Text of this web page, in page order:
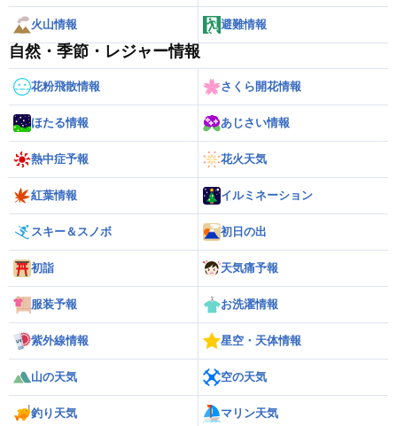
火山情報 避難情報
自然・季節・レジャー情報
花粉飛散情報 さくら開花情報
ほたる情報 あじさい情報
熱中症予報 花火天気
紅葉情報 イルミネーション
スキー＆スノボ 初日の出
初詣 天気痛予報
服装予報 お洗濯情報
紫外線情報 星空・天体情報
山の天気 空の天気
釣り天気 マリン天気